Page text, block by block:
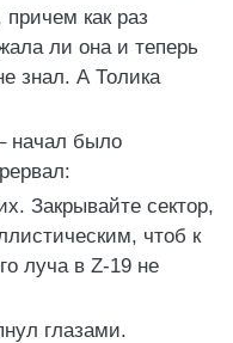
как раз
ли она и теперь
знал. А Толика
начал было
Закрывайте сектор,
чтоб к
луча в Z-19 не
глазами.